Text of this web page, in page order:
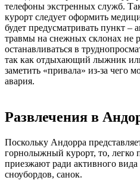
телефоны экстренных служб.
курорт следует оформить
будет предусматривать пункт –
травмы на снежных склонах не
останавливаться в
так как отдыхающий лыжник
заметить «привала» из-за чего
авария.
Развлечения в
Поскольку Андорра
горнолыжный курорт, то, легко
приезжают ради активного
сноубордов, санок.